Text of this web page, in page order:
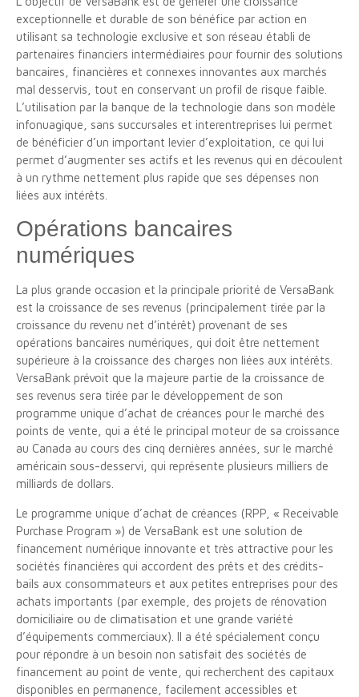
exceptionnelle et durable de son bénéfice par action en
utilisant sa technologie exclusive et son réseau établi de
partenaires financiers intermédiaires pour fournir des solutions
bancaires, financières et connexes innovantes aux marchés
mal desservis, tout en conservant un profil de risque faible.
L’utilisation par la banque de la technologie dans son modèle
infonuagique, sans succursales et interentreprises lui permet
de bénéficier d’un important levier d’exploitation, ce qui lui
permet d’augmenter ses actifs et les revenus qui en découlent
à un rythme nettement plus rapide que ses dépenses non
liées aux intérêts.
Opérations bancaires
numériques
La plus grande occasion et la principale priorité de VersaBank
est la croissance de ses revenus (principalement tirée par la
croissance du revenu net d’intérêt) provenant de ses
opérations bancaires numériques, qui doit être nettement
supérieure à la croissance des charges non liées aux intérêts.
VersaBank prévoit que la majeure partie de la croissance de
ses revenus sera tirée par le développement de son
programme unique d’achat de créances pour le marché des
points de vente, qui a été le principal moteur de sa croissance
au Canada au cours des cinq dernières années, sur le marché
américain sous-desservi, qui représente plusieurs milliers de
milliards de dollars.
Le programme unique d’achat de créances (RPP, « Receivable
Purchase Program ») de VersaBank est une solution de
financement numérique innovante et très attractive pour les
sociétés financières qui accordent des prêts et des crédits-
bails aux consommateurs et aux petites entreprises pour des
achats importants (par exemple, des projets de rénovation
domiciliaire ou de climatisation et une grande variété
d’équipements commerciaux). Il a été spécialement conçu
pour répondre à un besoin non satisfait des sociétés de
financement au point de vente, qui recherchent des capitaux
disponibles en permanence, facilement accessibles et